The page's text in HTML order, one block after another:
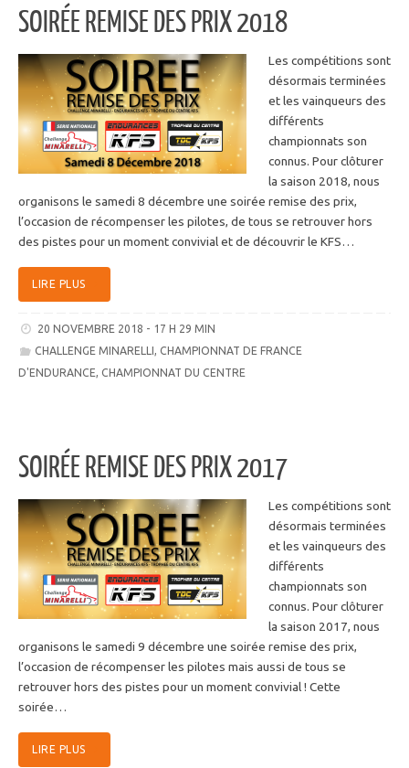
SOIRÉE REMISE DES PRIX 2018
Les compétitions sont
désormais terminées
et les vainqueurs des
différents
championnats son
connus. Pour clôturer
la saison 2018, nous
organisons le samedi 8 décembre une soirée remise des prix,
l’occasion de récompenser les pilotes, de tous se retrouver hors
des pistes pour un moment convivial et de découvrir le KFS…
LIRE PLUS
20 NOVEMBRE 2018 - 17 H 29 MIN
CHALLENGE MINARELLI, CHAMPIONNAT DE FRANCE
D'ENDURANCE, CHAMPIONNAT DU CENTRE
SOIRÉE REMISE DES PRIX 2017
Les compétitions sont
désormais terminées
et les vainqueurs des
différents
championnats son
connus. Pour clôturer
la saison 2017, nous
organisons le samedi 9 décembre une soirée remise des prix,
l’occasion de récompenser les pilotes mais aussi de tous se
retrouver hors des pistes pour un moment convivial ! Cette
soirée…
LIRE PLUS